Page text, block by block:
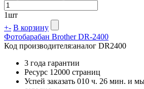
1шт
+- В корзину
Фотобарабан Brother DR-2400
Код производителя:аналог DR2400
3 года гарантии
Ресурс 12000 страниц
Успей заказать 010 ч. 26 мин. и